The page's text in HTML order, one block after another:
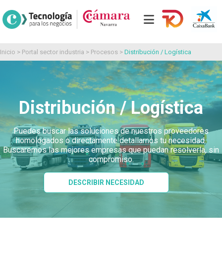
Inicio > Portal sector industria > Procesos > Distribución / Logística
Distribución / Logística
Puedes buscar las soluciones de nuestros proveedores
homologados o directamente detallarnos tu necesidad.
Buscaremos las mejores empresas que puedan resolverla, sin
compromiso.
DESCRIBIR NECESIDAD